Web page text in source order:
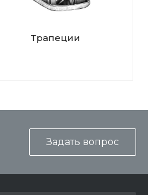
Трапеции
Задать вопрос